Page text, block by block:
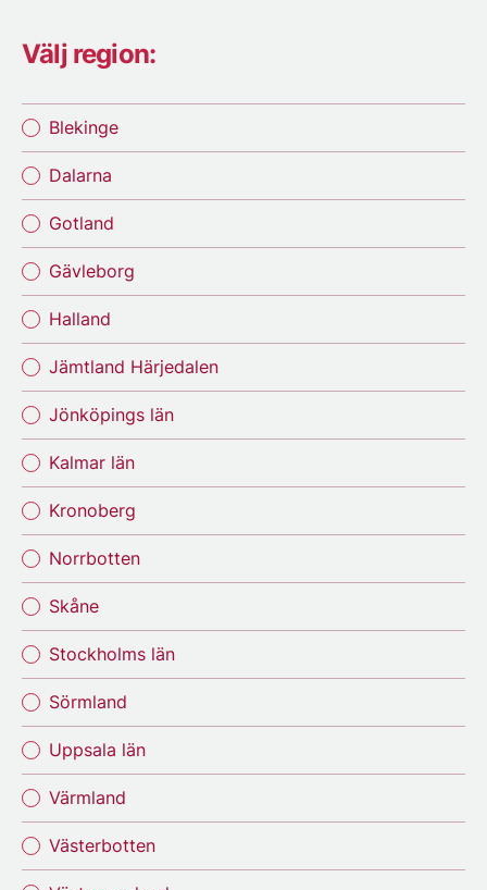
Välj region:
Blekinge
Dalarna
Gotland
Gävleborg
Halland
Jämtland Härjedalen
Jönköpings län
Kalmar län
Kronoberg
Norrbotten
Skåne
Stockholms län
Sörmland
Uppsala län
Värmland
Västerbotten